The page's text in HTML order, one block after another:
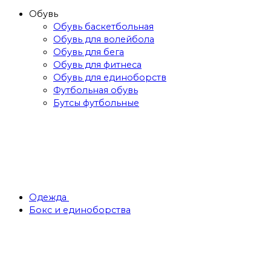
Обувь
Обувь баскетбольная
Обувь для волейбола
Обувь для бега
Обувь для фитнеса
Обувь для единоборств
Футбольная обувь
Бутсы футбольные
Одежда
Бокс и единоборства